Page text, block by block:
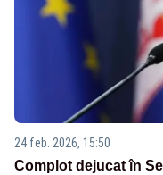
24 feb. 2026, 15:50
Complot dejucat în